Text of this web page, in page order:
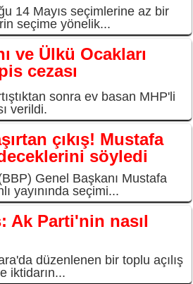
14 Mayıs seçimlerine az bir
seçime yönelik...
ve Ülkü Ocakları
cezası
sonra ev basan MHP'li
verildi.
çıkış! Mustafa
söyledi
Genel Başkanı Mustafa
yayınında seçimi...
Ak Parti'nin nasıl
düzenlenen bir toplu açılış
iktidarın...